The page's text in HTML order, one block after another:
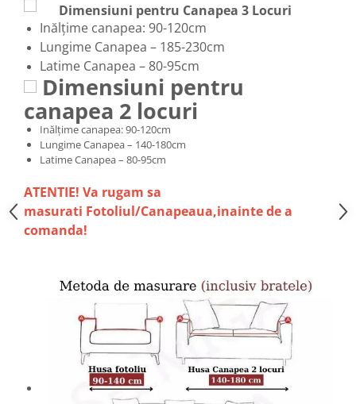
Dimensiuni pentru Canapea 3 Locuri
Inălțime canapea: 90-120cm
Lungime Canapea – 185-230cm
Latime Canapea – 80-95cm
Dimensiuni pentru
canapea 2 locuri
Inălțime canapea: 90-120cm
Lungime Canapea – 140-180cm
Latime Canapea – 80-95cm
ATENTIE! Va rugam sa
masurati Fotoliul/Canapeaua,inainte de a
comanda!